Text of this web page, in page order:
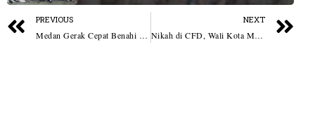
PREVIOUS
Medan Gerak Cepat Benahi Infrastruktur: 21,46 Km Drainase Dinormalisasi, 4,18 Km Jalan Dipelihara di Triwulan I
NEXT
Nikah di CFD, Wali Kota Medan Ingatkan Pentingnya Pencatatan Pernikahan